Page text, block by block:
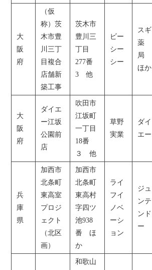
大
阪
府
（仮
称）茨
木市豊
川三丁
目複合
店舗新
築工事
茨木市
豊川三
丁目
277番
3 他
ビー
シー
シー
スギ
薬
局
ほか
大
阪
府
ダイエ
ー江坂
公園前
店
吹田市
江坂町
一丁目
18番
３ 他
草野
実業
ダイ
エー
兵
庫
県
加西市
北条町
東高室
プロジ
ェクト
（北区
画）
加西市
北条町
東高村
字四ツ
池938
番 ほ
か
ライ
フイ
ノベ
ーシ
ョン
ジュ
ンテ
ンド
ー
和歌山